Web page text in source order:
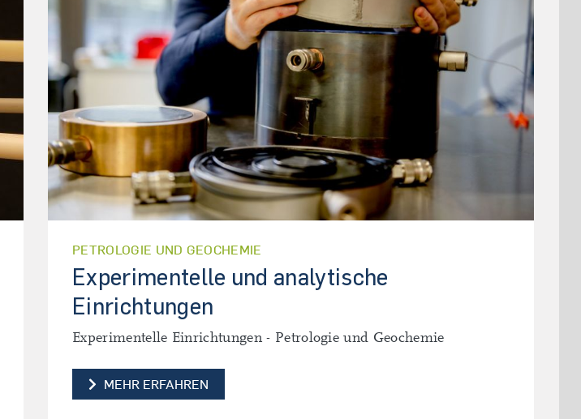
PETROLOGIE UND GEOCHEMIE
Experimentelle und analytische
Einrichtungen
Experimentelle Einrichtungen - Petrologie und Geochemie
MEHR ERFAHREN